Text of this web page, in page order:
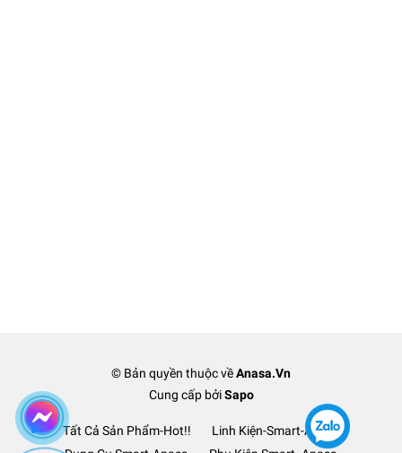
© Bản quyền thuộc vềAnasa.Vn
Cung cấp bởi Sapo
Tất Cả Sản Phẩm-Hot!!
Linh Kiện-Smart-Anasa